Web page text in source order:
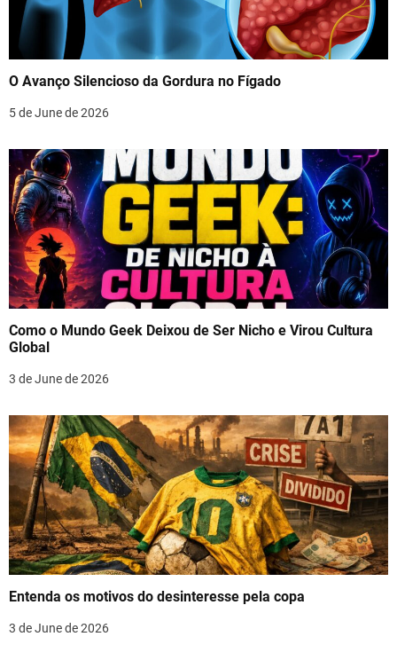
O Avanço Silencioso da Gordura no Fígado
5 de June de 2026
Como o Mundo Geek Deixou de Ser Nicho e Virou Cultura
Global
3 de June de 2026
Entenda os motivos do desinteresse pela copa
3 de June de 2026